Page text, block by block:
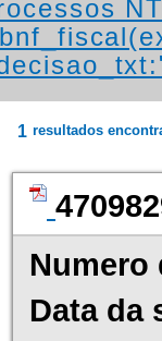
1 resultados
Numero
Data da